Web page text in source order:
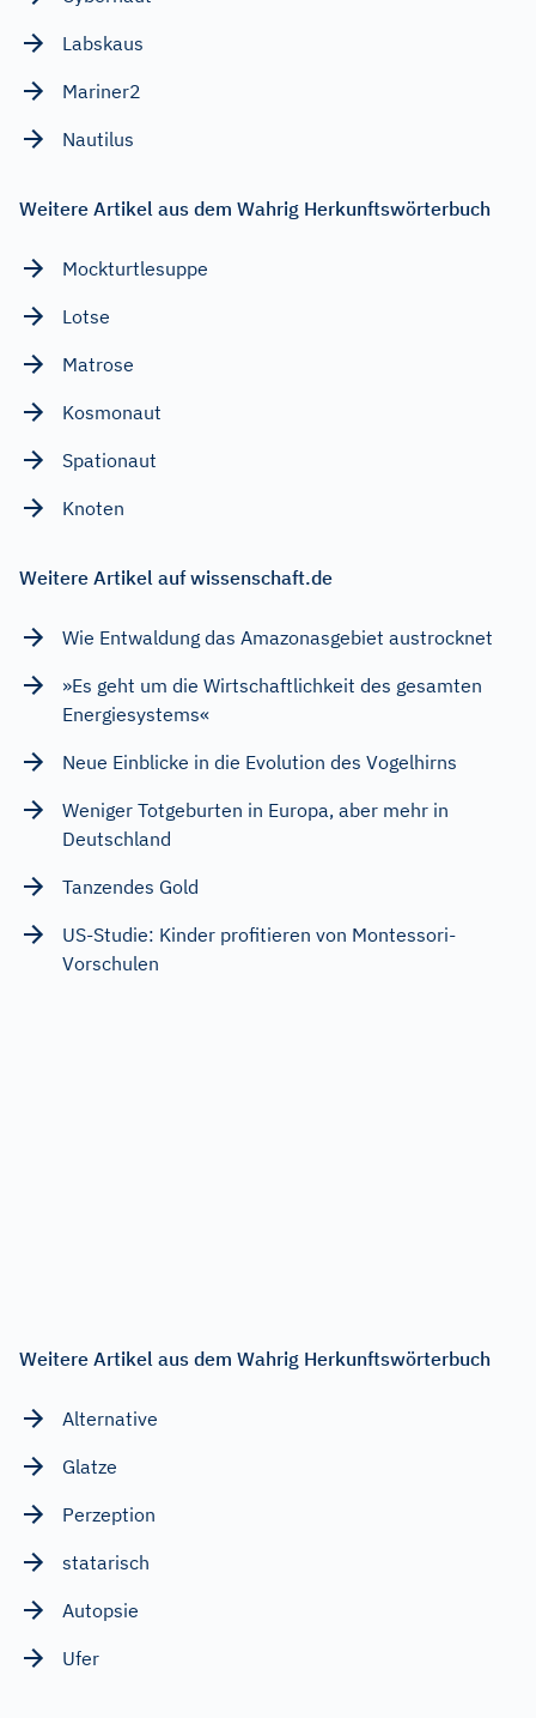
Labskaus
Mariner2
Nautilus
Weitere Artikel aus dem Wahrig Herkunftswörterbuch
Mockturtlesuppe
Lotse
Matrose
Kosmonaut
Spationaut
Knoten
Weitere Artikel auf wissenschaft.de
Wie Entwaldung das Amazonasgebiet austrocknet
»Es geht um die Wirtschaftlichkeit des gesamten
Energiesystems«
Neue Einblicke in die Evolution des Vogelhirns
Weniger Totgeburten in Europa, aber mehr in
Deutschland
Tanzendes Gold
US-Studie: Kinder profitieren von Montessori-
Vorschulen
Weitere Artikel aus dem Wahrig Herkunftswörterbuch
Alternative
Glatze
Perzeption
statarisch
Autopsie
Ufer